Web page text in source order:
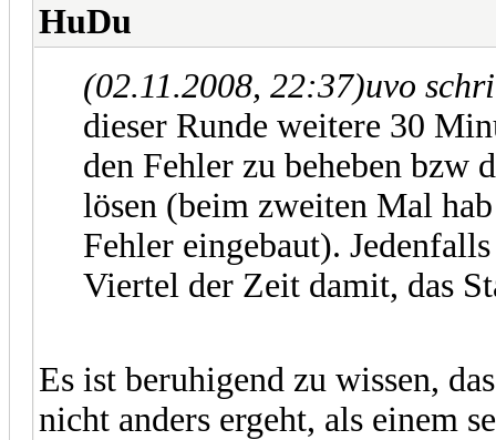
HuDu
(02.11.2008, 22:37)uvo
dieser Runde weitere 30
den Fehler zu beheben bzw
lösen (beim zweiten Mal
Fehler eingebaut).
Viertel der Zeit damit, das
Es ist beruhigend zu wissen,
nicht anders ergeht, als einem